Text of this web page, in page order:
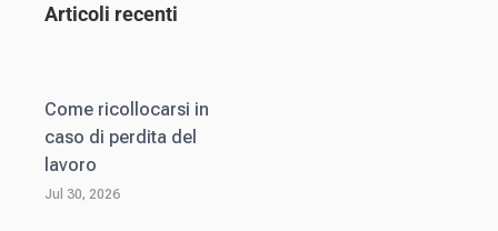
Articoli recenti
Come ricollocarsi in
caso di perdita del
lavoro
Jul 30, 2026